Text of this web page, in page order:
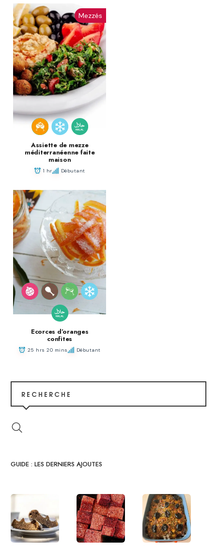
Mezzés
Assiette de mezze
méditerranéenne faite
maison
1 hr Débutant
Ecorces d’oranges
confites
25 hrs 20 mins Débutant
RECHERCHE
GUIDE : LES DERNIERS AJOUTES